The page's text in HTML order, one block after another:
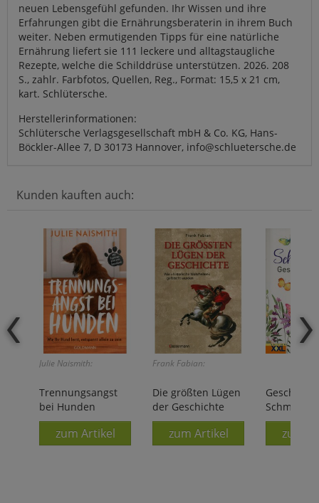
neuen Lebensgefühl gefunden. Ihr Wissen und ihre
Erfahrungen gibt die Ernährungsberaterin in ihrem Buch
weiter. Neben ermutigenden Tipps für eine natürliche
Ernährung liefert sie 111 leckere und alltagstaugliche
Rezepte, welche die Schilddrüse unterstützen. 2026. 208
S., zahlr. Farbfotos, Quellen, Reg., Format: 15,5 x 21 cm,
kart. Schlütersche.
Herstellerinformationen:
Schlütersche Verlagsgesellschaft mbH & Co. KG, Hans-
Böckler-Allee 7, D 30173 Hannover, info@schluetersche.de
Kunden kauften auch:
Julie Naismith:
Trennungsangst
bei Hunden
zum Artikel
Frank Fabian:
Die größten Lügen
der Geschichte
zum Artikel zum